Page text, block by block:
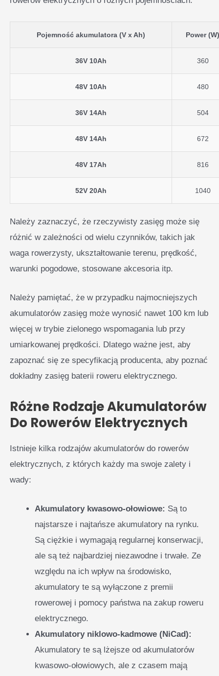
Pojemność akumulatora (V x Ah) Power (W)
36V 10Ah 360
48V 10Ah 480
36V 14Ah 504
48V 14Ah 672
48V 17Ah 816
52V 20Ah 1040
Należy zaznaczyć, że rzeczywisty zasięg może się
różnić w zależności od wielu czynników, takich jak
waga rowerzysty, ukształtowanie terenu, prędkość,
warunki pogodowe, stosowane akcesoria itp.
Należy pamiętać, że w przypadku najmocniejszych
akumulatorów zasięg może wynosić nawet 100 km lub
więcej w trybie zielonego wspomagania lub przy
umiarkowanej prędkości. Dlatego ważne jest, aby
zapoznać się ze specyfikacją producenta, aby poznać
dokładny zasięg baterii roweru elektrycznego.
Różne Rodzaje Akumulatorów
Do Rowerów Elektrycznych
Istnieje kilka rodzajów akumulatorów do rowerów
elektrycznych, z których każdy ma swoje zalety i
wady:
Akumulatory kwasowo-ołowiowe: Są to
najstarsze i najtańsze akumulatory na rynku.
Są ciężkie i wymagają regularnej konserwacji,
ale są też najbardziej niezawodne i trwałe. Ze
względu na ich wpływ na środowisko,
akumulatory te są wyłączone z premii
rowerowej i pomocy państwa na zakup roweru
elektrycznego.
Akumulatory niklowo-kadmowe (NiCad):
Akumulatory te są lżejsze od akumulatorów
kwasowo-ołowiowych, ale z czasem mają